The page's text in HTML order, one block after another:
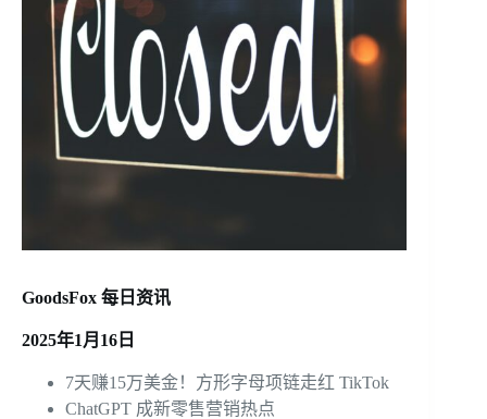
GoodsFox 每日资讯
2025年1月16日
7天赚15万美金！方形字母项链走红 TikTok
ChatGPT 成新零售营销热点